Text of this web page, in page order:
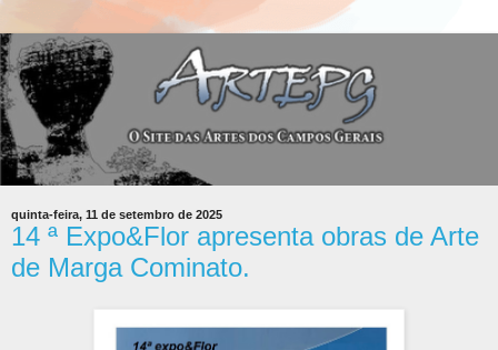
quinta-feira, 11 de setembro de 2025
14 ª Expo&Flor apresenta obras de Arte
de Marga Cominato.